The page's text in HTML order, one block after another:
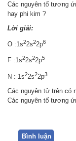
Các nguyên tố tương
hay phi kim ?
Lời giải:
O :1s22s22p6
F :1s22s22p5
N : 1s22s22p3
Các nguyên tử trên có
Các nguyên tố tương
Bình luận